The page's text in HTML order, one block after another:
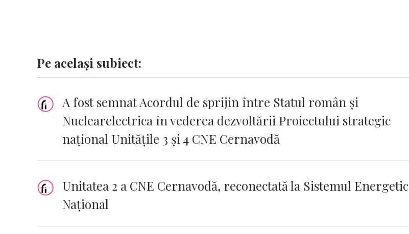
Pe același subiect:
A fost semnat Acordul de sprijin între Statul român și
Nuclearelectrica în vederea dezvoltării Proiectului strategic
național Unitățile 3 și 4 CNE Cernavodă
Unitatea 2 a CNE Cernavodă, reconectată la Sistemul Energetic
Naţional